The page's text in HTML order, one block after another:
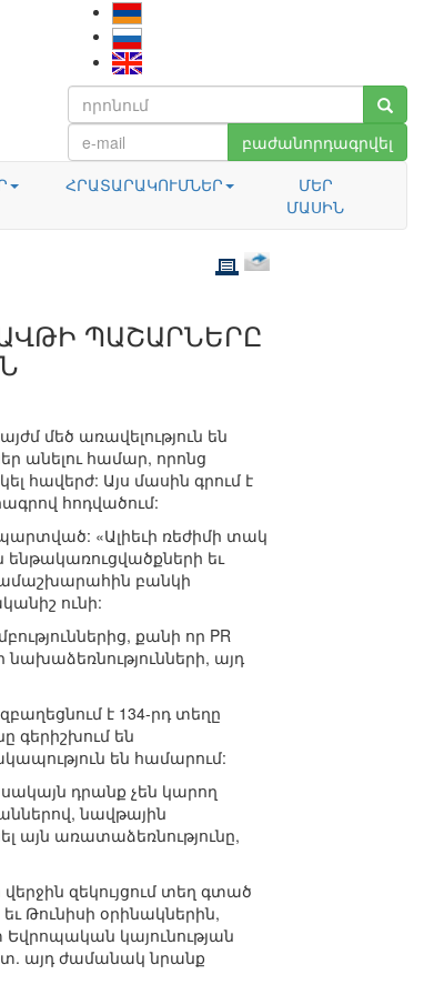
բաժանորդագրվել
ՀՐԱՏԱՐԱԿՈՒՄՆԵՐ
ՄԵՐ
ՄԱՍԻՆ
ՊԱՇԱՐՆԵՐԸ
մեծ առավելություն են
անելու համար, որոնց
հավերժ: Այս մասին գրում է
հոդվածում:
«Ալիեւի ռեժիմի տակ
եւ
բանկի
ունի:
քանի որ PR
այդ
է 134-րդ տեղը
գերիշխում են
են համարում:
դրանք չեն կարող
նավթային
այն առատաձեռնությունը,
զեկույցում տեղ գտած
Թունիսի օրինակներին,
կայունության
այդ ժամանակ նրանք